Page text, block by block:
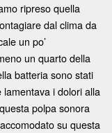
ripreso quella
dal clima da
un po’
un quarto della
batteria sono stati
i dolori alla
polpa sonora
su questa